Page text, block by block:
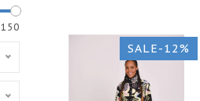
150
SALE-12%